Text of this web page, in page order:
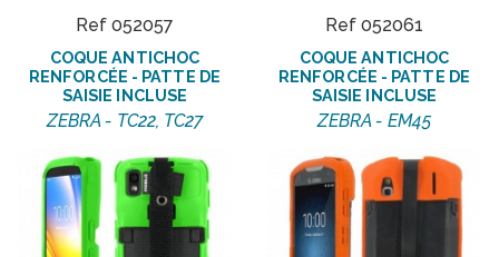
Ref 052057
COQUE ANTICHOC
RENFORCÉE - PATTE DE
SAISIE INCLUSE
ZEBRA - TC22, TC27
Ref 052061
COQUE ANTICHOC
RENFORCÉE - PATTE DE
SAISIE INCLUSE
ZEBRA - EM45